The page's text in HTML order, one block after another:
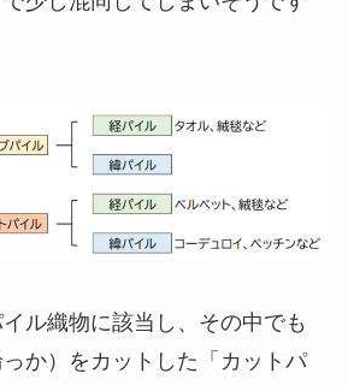
ル織物に該当し、その中でも
か）をカットした「カットパ